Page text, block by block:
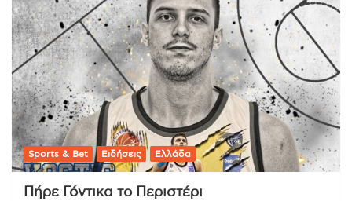
Sports & Bet Ειδήσεις Ελλάδα
Πήρε Γόντικα το Περιστέρι